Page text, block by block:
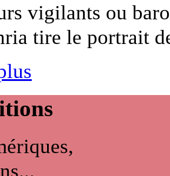
vigilants ou
tire le portrait